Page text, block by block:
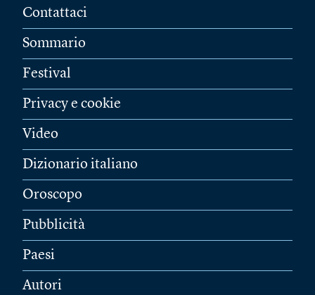
Contattaci
Sommario
Festival
Privacy e cookie
Video
Dizionario italiano
Oroscopo
Pubblicità
Paesi
Autori